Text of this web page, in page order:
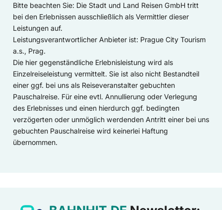
Bitte beachten Sie: Die Stadt und Land Reisen GmbH tritt
bei den Erlebnissen ausschließlich als Vermittler dieser
Leistungen auf.
Leistungsverantwortlicher Anbieter ist: Prague City Tourism
a.s., Prag.
Die hier gegenständliche Erlebnisleistung wird als
Einzelreiseleistung vermittelt. Sie ist also nicht Bestandteil
einer ggf. bei uns als Reiseveranstalter gebuchten
Pauschalreise. Für eine evtl. Annullierung oder Verlegung
des Erlebnisses und einen hierdurch ggf. bedingten
verzögerten oder unmöglich werdenden Antritt einer bei uns
gebuchten Pauschalreise wird keinerlei Haftung
übernommen.